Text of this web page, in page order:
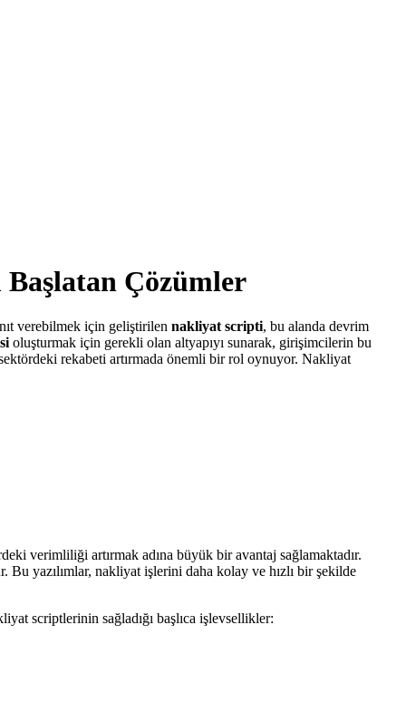
Başlatan Çözümler
verebilmek için geliştirilen nakliyat scripti, bu alanda devrim
oluşturmak için gerekli olan altyapıyı sunarak, girişimcilerin bu
rekabeti artırmada önemli bir rol oynuyor. Nakliyat
verimliliği artırmak adına büyük bir avantaj sağlamaktadır.
Bu yazılımlar, nakliyat işlerini daha kolay ve hızlı bir şekilde
scriptlerinin sağladığı başlıca işlevsellikler: